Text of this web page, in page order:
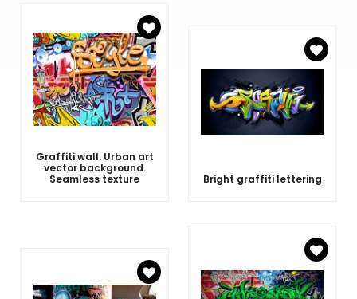
Graffiti wall. Urban art
vector background.
Seamless texture
Bright graffiti lettering